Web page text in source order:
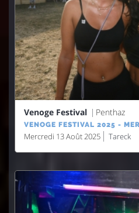
Venoge Festival Penthaz
VENOGE FESTIVAL 2025 -
Mercredi 13 Août 2025 Tareck